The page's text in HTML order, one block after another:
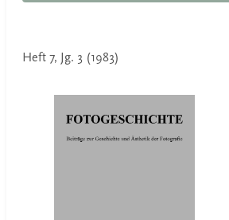
Heft 7, Jg. 3 (1983)